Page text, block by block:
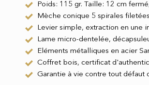
Poids: 115 gr. Taille: 12 cm
Mèche conique 5 spirales
Levier simple, extraction en une
Lame micro-dentelée,
Eléments métalliques en acier
Coffret bois, certificat
Garantie à vie contre tout défaut